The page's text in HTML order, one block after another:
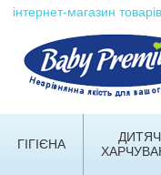
інтернет-магазин
ГІГІЄНА